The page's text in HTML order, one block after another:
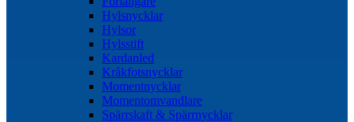
Hylsnycklar
Hylsor
Hylsstift
Kardanled
Kråkfotsnycklar
Momentnycklar
Momentomvandlare
Spärrskaft & Spärrnycklar